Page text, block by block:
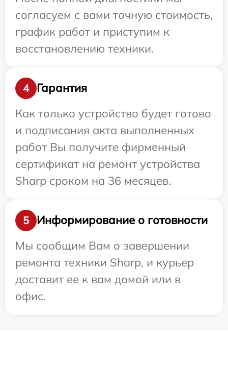
согласуем с вами точную стоимость,
график работ и приступим к
восстановлению техники.
4
Гарантия
Как только устройство будет готово
и подписания акта выполненных
работ Вы получите фирменный
сертификат на ремонт устройства
Sharp сроком на 36 месяцев.
5
Информирование о готовности
Мы сообщим Вам о завершении
ремонта техники Sharp, и курьер
доставит ее к вам домой или в
офис.